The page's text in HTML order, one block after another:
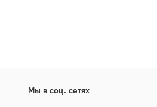
Мы в соц. сетях